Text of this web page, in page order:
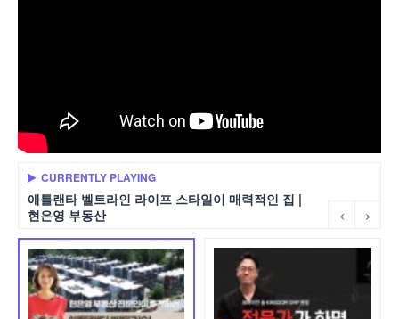
CURRENTLY PLAYING
애틀랜타 벨트라인 라이프 스타일이 매력적인 집 |
현은영 부동산